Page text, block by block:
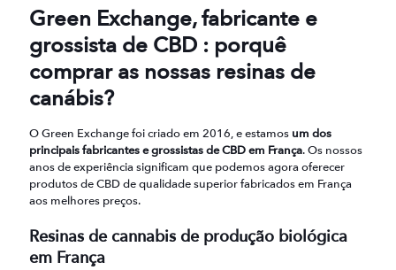
Green Exchange, fabricante e
grossista de CBD : porquê
comprar as nossas resinas de
canábis?
O Green Exchange foi criado em 2016, e estamos um dos
principais fabricantes e grossistas de CBD em França. Os nossos
anos de experiência significam que podemos agora oferecer
produtos de CBD de qualidade superior fabricados em França
aos melhores preços.
Resinas de cannabis de produção biológica
em França